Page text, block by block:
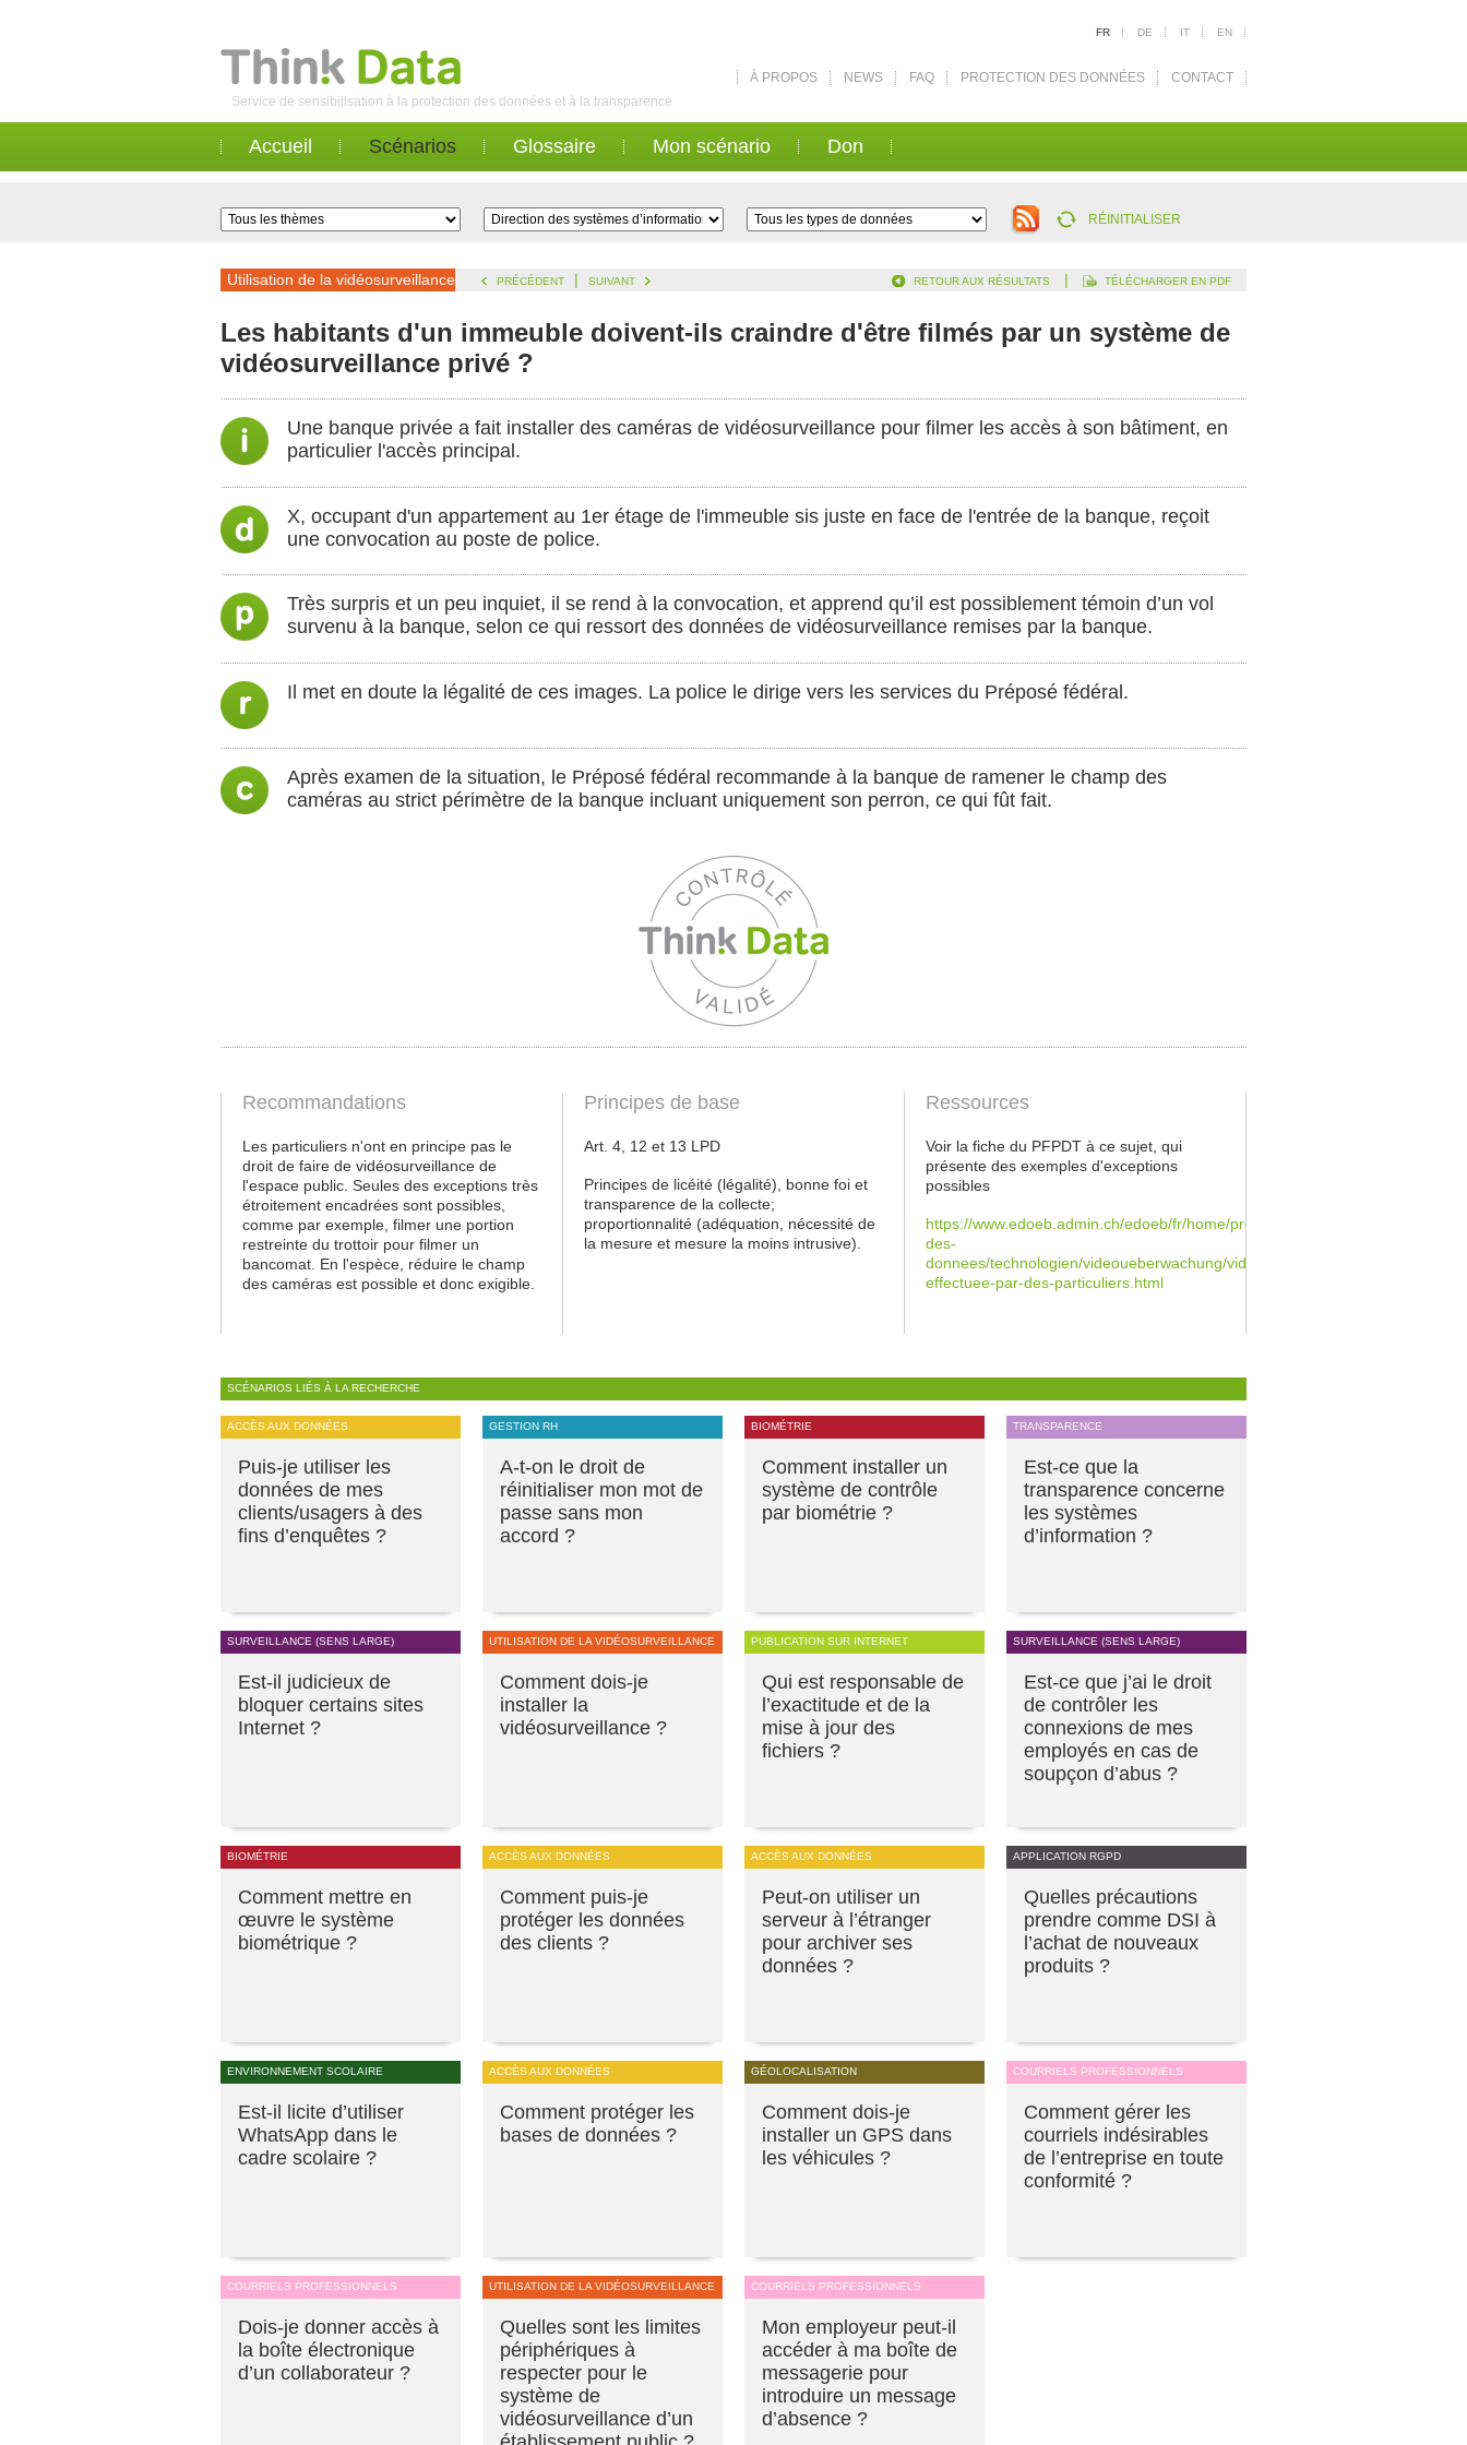
Service de sensibilisation à la protection des données et à la transparence
FR DE IT EN
À PROPOS NEWS FAQ PROTECTION DES DONNÉES CONTACT
Accueil Scénarios Glossaire Mon scénario Don
RÉINITIALISER
Utilisation de la vidéosurveillance PRÉCÉDENT | SUIVANT RETOUR AUX RÉSULTATS | TÉLÉCHARGER EN PDF
Les habitants d'un immeuble doivent-ils craindre d'être filmés par un système de
vidéosurveillance privé ?
Une banque privée a fait installer des caméras de vidéosurveillance pour filmer les accès à son bâtiment, en
particulier l'accès principal.
X, occupant d'un appartement au 1er étage de l'immeuble sis juste en face de l'entrée de la banque, reçoit
une convocation au poste de police.
Très surpris et un peu inquiet, il se rend à la convocation, et apprend qu’il est possiblement témoin d’un vol
survenu à la banque, selon ce qui ressort des données de vidéosurveillance remises par la banque.
Il met en doute la légalité de ces images. La police le dirige vers les services du Préposé fédéral.
Après examen de la situation, le Préposé fédéral recommande à la banque de ramener le champ des
caméras au strict périmètre de la banque incluant uniquement son perron, ce qui fût fait.
Recommandations
Les particuliers n'ont en principe pas le
droit de faire de vidéosurveillance de
l'espace public. Seules des exceptions très
étroitement encadrées sont possibles,
comme par exemple, filmer une portion
restreinte du trottoir pour filmer un
bancomat. En l'espèce, réduire le champ
des caméras est possible et donc exigible.
Principes de base
Art. 4, 12 et 13 LPD
Principes de licéité (légalité), bonne foi et
transparence de la collecte;
proportionnalité (adéquation, nécessité de
la mesure et mesure la moins intrusive).
Ressources
Voir la fiche du PFPDT à ce sujet, qui
présente des exemples d'exceptions
possibles
https://www.edoeb.admin.ch/edoeb/fr/home/protection-
des-
donnees/technologien/videoueberwachung/videosurveillance-
effectuee-par-des-particuliers.html
SCÉNARIOS LIÉS À LA RECHERCHE
ACCÈS AUX DONNÉES
Puis-je utiliser les
données de mes
clients/usagers à des
fins d’enquêtes ?
GESTION RH
A-t-on le droit de
réinitialiser mon mot de
passe sans mon
accord ?
BIOMÉTRIE
Comment installer un
système de contrôle
par biométrie ?
TRANSPARENCE
Est-ce que la
transparence concerne
les systèmes
d’information ?
SURVEILLANCE (SENS LARGE)
Est-il judicieux de
bloquer certains sites
Internet ?
UTILISATION DE LA VIDÉOSURVEILLANCE
Comment dois-je
installer la
vidéosurveillance ?
PUBLICATION SUR INTERNET
Qui est responsable de
l’exactitude et de la
mise à jour des
fichiers ?
SURVEILLANCE (SENS LARGE)
Est-ce que j’ai le droit
de contrôler les
connexions de mes
employés en cas de
soupçon d’abus ?
BIOMÉTRIE
Comment mettre en
œuvre le système
biométrique ?
ACCÈS AUX DONNÉES
Comment puis-je
protéger les données
des clients ?
ACCÈS AUX DONNÉES
Peut-on utiliser un
serveur à l’étranger
pour archiver ses
données ?
APPLICATION RGPD
Quelles précautions
prendre comme DSI à
l’achat de nouveaux
produits ?
ENVIRONNEMENT SCOLAIRE
Est-il licite d’utiliser
WhatsApp dans le
cadre scolaire ?
ACCÈS AUX DONNÉES
Comment protéger les
bases de données ?
GÉOLOCALISATION
Comment dois-je
installer un GPS dans
les véhicules ?
COURRIELS PROFESSIONNELS
Comment gérer les
courriels indésirables
de l’entreprise en toute
conformité ?
COURRIELS PROFESSIONNELS
Dois-je donner accès à
la boîte électronique
d’un collaborateur ?
UTILISATION DE LA VIDÉOSURVEILLANCE
Quelles sont les limites
périphériques à
respecter pour le
système de
vidéosurveillance d’un
COURRIELS PROFESSIONNELS
Mon employeur peut-il
accéder à ma boîte de
messagerie pour
introduire un message
d’absence ?